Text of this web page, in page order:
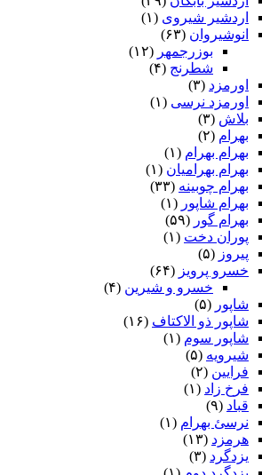
اردشیر شیروی (۱)
انوشیروان (۶۳)
بوزرجمهر (۱۲)
شطرنج (۴)
اورمزد (۳)
اورمزد نرسى‏ (۱)
بلاش (۳)
بهرام (۲)
بهرام بهرام (۱)
بهرام بهرامیان‏ (۱)
بهرام چوبینه (۳۳)
بهرام شاپور (۱)
بهرام گور (۵۹)
پوران دخت (۱)
پیروز (۵)
خسرو پرویز (۶۴)
خسرو و شیرین (۴)
شاپور (۵)
شاپور ذو الاکتاف (۱۶)
شاپور سوم‏ (۱)
شیرویه (۵)
فرایین (۲)
فرخ زاد (۱)
قباد (۹)
نرسئ بهرام‏ (۱)
هرمزد (۱۳)
یزدگرد (۳)